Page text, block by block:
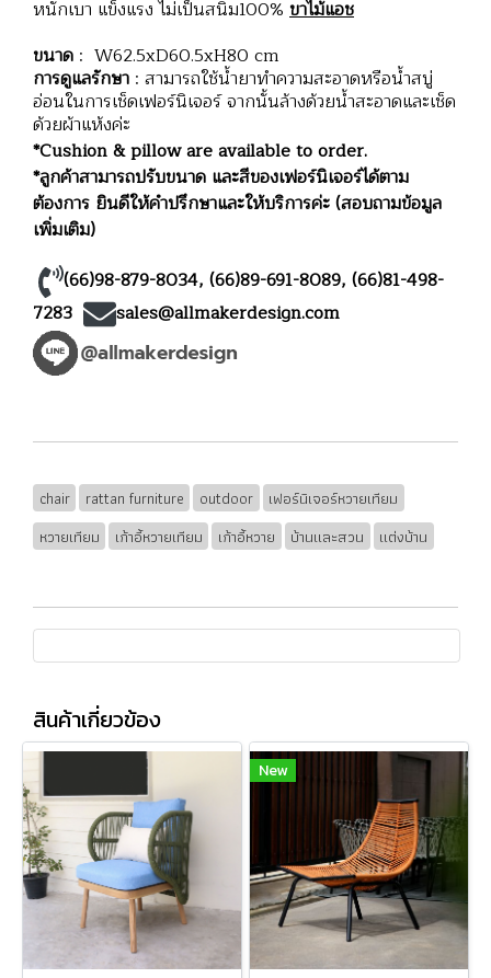
หนักเบา แข็งแรง ไม่เป็นสนิม100% ขาไม้แอช
ขนาด : W62.5xD60.5xH80 cm
การดูแลรักษา : สามารถใช้น้ำยาทำความสะอาดหรือน้ำสบู่
อ่อนในการเช็ดเฟอร์นิเจอร์ จากนั้นล้างด้วยน้ำสะอาดและเช็ด
ด้วยผ้าแห้งค่ะ
*Cushion & pillow are available to order.
*ลูกค้าสามารถปรับขนาด และสีของเฟอร์นิเจอร์ได้ตาม
ต้องการ ยินดีให้คำปรึกษาและให้บริการค่ะ (สอบถามข้อมูล
เพิ่มเติม)
(66)98-879-8034, (66)89-691-8089, (66)81-498-
7283
sales@allmakerdesign.com
chair rattan furniture outdoor
เฟอร์นิเจอร์หวายเทียม
หวายเทียม
เก้าอี้หวายเทียม เก้าอี้หวาย บ้านและสวน แต่งบ้าน
สินค้าเกี่ยวข้อง
New